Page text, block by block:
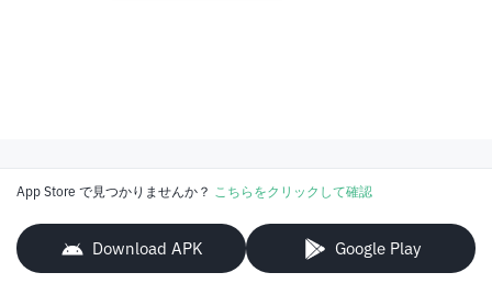
App Store で見つかりませんか？ こちらをクリックして確認
Download APK Google Play